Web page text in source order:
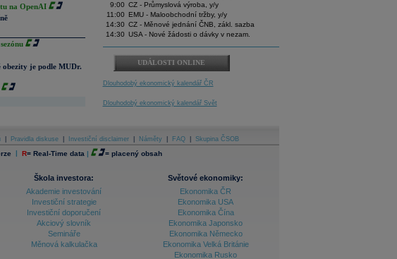
na OpenAI
je podle MUDr.
9:00 CZ - Průmyslová výroba, y/y
11:00
EMU - Maloobchodní tržby, y/y
14:30 CZ - Měnové jednání ČNB, zákl. sazba
14:30 USA - Nové žádosti o dávky v nezam.
UDÁLOSTI ONLINE
Dlouhodobý ekonomický kalendář ČR
Dlouhodobý ekonomický kalendář Svět
Pravidla diskuse Investiční disclaimer Náměty FAQ Skupina ČSOB
| R= Real-Time data | = placený obsah
Škola investora:
Akademie investování
Investiční strategie
Investiční doporučení
Akciový slovník
Semináře
Měnová kalkulačka
Světové ekonomiky:
Ekonomika ČR
Ekonomika USA
Ekonomika Čína
Ekonomika Japonsko
Ekonomika Německo
Ekonomika Velká Británie
Ekonomika Rusko